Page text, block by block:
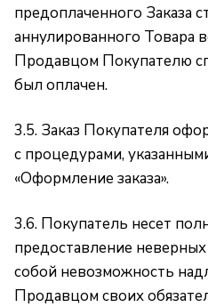
предоплаченного Заказа
аннулированного Товара
Продавцом Покупателю
был оплачен.
3.5. Заказ Покупателя
с процедурами,
«Оформление заказа».
3.6. Покупатель несет
предоставление
собой невозможность
Продавцом своих